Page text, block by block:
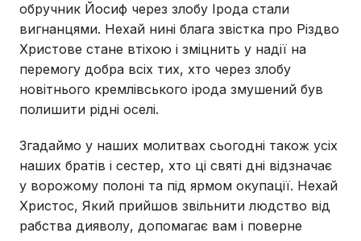
обручник Йосиф через злобу Ірода стали
вигнанцями. Нехай нині блага звістка про Різдво
Христове стане втіхою і зміцнить у надії на
перемогу добра всіх тих, хто через злобу
новітнього кремлівського ірода змушений був
полишити рідні оселі.
Згадаймо у наших молитвах сьогодні також усіх
наших братів і сестер, хто ці святі дні відзначає
у ворожому полоні та під ярмом окупації. Нехай
Христос, Який прийшов звільнити людство від
рабства дияволу, допомагає вам і поверне